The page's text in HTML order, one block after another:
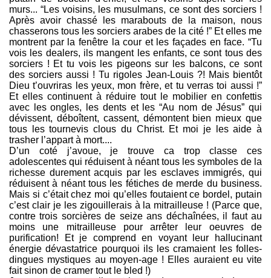
murs... “Les voisins, les musulmans, ce sont des sorciers !
Après avoir chassé les marabouts de la maison, nous
chasserons tous les sorciers arabes de la cité !” Et elles me
montrent par la fenêtre la cour et les façades en face. “Tu
vois les dealers, ils mangent les enfants, ce sont tous des
sorciers ! Et tu vois les pigeons sur les balcons, ce sont
des sorciers aussi ! Tu rigoles Jean-Louis ?! Mais bientôt
Dieu t’ouvriras les yeux, mon frère, et tu verras toi aussi !”
Et elles continuent à réduire tout le mobilier en confettis
avec les ongles, les dents et les “Au nom de Jésus” qui
dévissent, déboîtent, cassent, démontent bien mieux que
tous les tournevis clous du Christ. Et moi je les aide à
trasher l’appart à mort....
D’un coté j’avoue, je trouve ca trop classe ces
adolescentes qui réduisent à néant tous les symboles de la
richesse durement acquis par les esclaves immigrés, qui
réduisent à néant tous les fétiches de merde du business.
Mais si c’était chez moi qu’elles foutaient ce bordel, putain
c’est clair je les zigouillerais à la mitrailleuse ! (Parce que,
contre trois sorcières de seize ans déchaînées, il faut au
moins une mitrailleuse pour arrêter leur oeuvres de
purification! Et je comprend en voyant leur hallucinant
énergie dévastatrice pourquoi ils les cramaient les folles-
dingues mystiques au moyen-age ! Elles auraient eu vite
fait sinon de cramer tout le bled !)